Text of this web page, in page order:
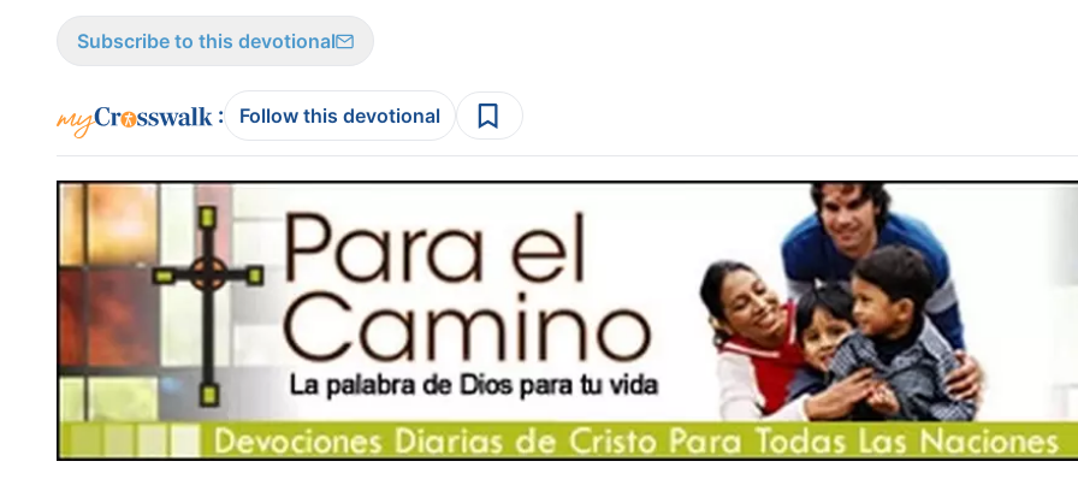
Subscribe to this devotional
: Follow this devotional